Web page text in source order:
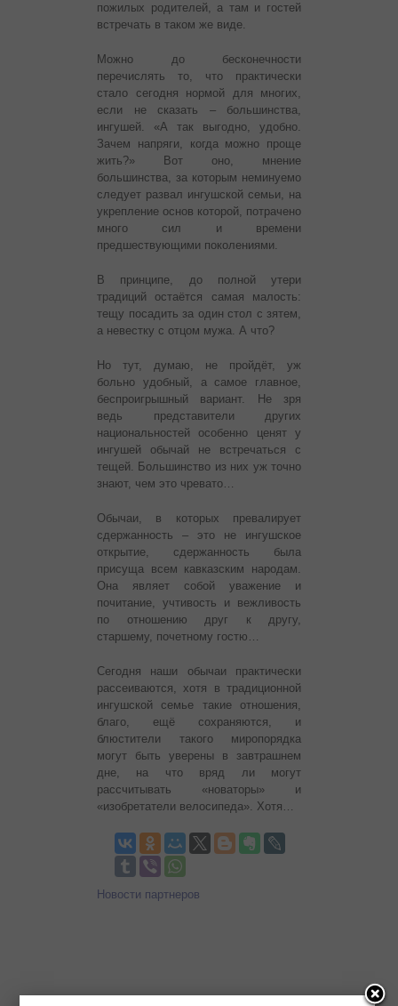
пожилых родителей, а там и гостей
встречать в таком же виде.
Можно до бесконечности
перечислять то, что практически
стало сегодня нормой для многих,
если не сказать – большинства,
ингушей. «А так выгодно, удобно.
Зачем напряги, когда можно проще
жить?» Вот оно, мнение
большинства, за которым неминуемо
следует развал ингушской семьи, на
укрепление основ которой, потрачено
много сил и времени
предшествующими поколениями.
В принципе, до полной утери
традиций остаётся самая малость:
тещу посадить за один стол с зятем,
а невестку с отцом мужа. А что?
Но тут, думаю, не пройдёт, уж
больно удобный, а самое главное,
беспроигрышный вариант. Не зря
ведь представители других
национальностей особенно ценят у
ингушей обычай не встречаться с
тещей. Большинство из них уж точно
знают, чем это чревато…
Обычаи, в которых превалирует
сдержанность – это не ингушское
открытие, сдержанность была
присуща всем кавказским народам.
Она являет собой уважение и
почитание, учтивость и вежливость
по отношению друг к другу,
старшему, почетному гостю…
Сегодня наши обычаи практически
рассеиваются, хотя в традиционной
ингушской семье такие отношения,
благо, ещё сохраняются, и
блюстители такого миропорядка
могут быть уверены в завтрашнем
дне, на что вряд ли могут
рассчитывать «новаторы» и
«изобретатели велосипеда». Хотя…
Новости партнеров
Новости